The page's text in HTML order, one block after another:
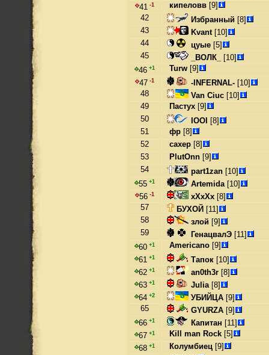
41 -1 кипеловв [9]
42
Избранный [8]
43
Kvant[10]
44
цуые [5]
45
_ВОЛК_
[10]
46 +1 Turw [9]
47 -1 -INFERNAL- [10]
48
Van Ciuc [10]
49
Пастух [9]
50
IOOI
[8]
51
фр [8]
52
caxep [8]
53
PlutOnn [9]
54
part1zan [10]
55 +1 Artemida[10]
56 -1 xXxXx [8]
57
БУХОЙ [11]
58
злой [9]
59
ГенацвалЭ [11]
60 +1 Americano [9]
61 +1 Тапок [10]
62 +1 an0th3r [8]
63 +1 Julia[8]
64 +2 УБИЙЦА [9]
65
GYURZA [9]
66 +1 Капитан [11]
67 +1 Kill man Rock [5]
68 +1 Колумбиец [9]